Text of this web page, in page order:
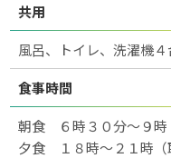
共用
風呂、トイレ、洗濯機
食事時間
朝食 ６時３０分～９時
夕食 １８時～２１時（